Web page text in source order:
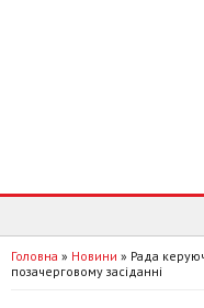
Головна » Новини » Рада
позачерговому засіданні